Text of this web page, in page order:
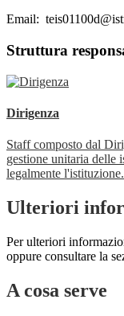
Email:
Struttura
Dirigenza
Staff composto dal
gestione unitaria delle
legalmente l'istituzione.
Ulteriori
Per ulteriori
oppure consultare la
A cosa serve